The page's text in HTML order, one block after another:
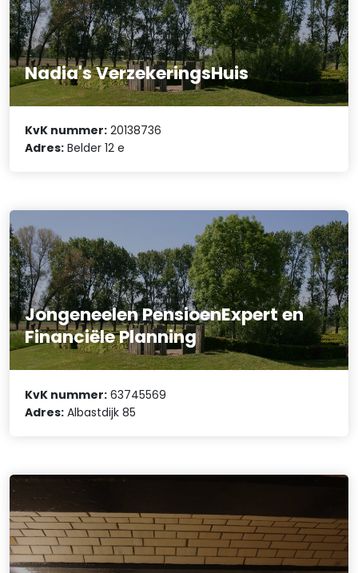
Nadia's VerzekeringsHuis
KvK nummer: 20138736
Adres: Belder 12 e
Jongeneelen PensioenExpert en
Financiële Planning
KvK nummer: 63745569
Adres: Albastdijk 85